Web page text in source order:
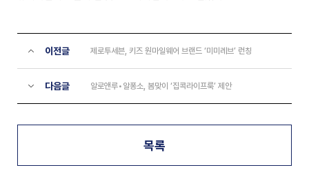
이전글 제로투세븐, 키즈 원마일웨어 브랜드 ‘미미레브’ 런칭
다음글 알로앤루•알퐁소, 봄맞이 ‘집콕라이프룩’ 제안
목록